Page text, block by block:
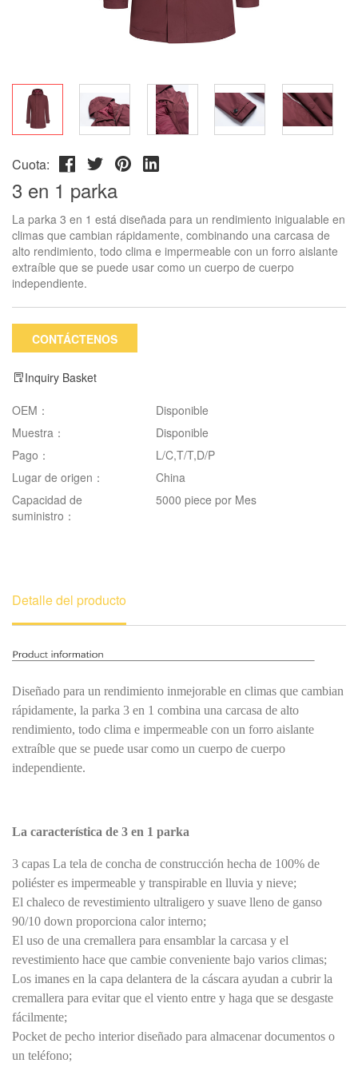
Cuota:
3 en 1 parka
La parka 3 en 1 está diseñada para un rendimiento inigualable en
climas que cambian rápidamente, combinando una carcasa de
alto rendimiento, todo clima e impermeable con un forro aislante
extraíble que se puede usar como un cuerpo de cuerpo
independiente.
CONTÁCTENOS
Inquiry Basket
OEM：
Disponible
Muestra：
Disponible
Pago：
L/C,T/T,D/P
Lugar de origen：
China
Capacidad de
suministro：
5000 piece por Mes
Detalle del producto